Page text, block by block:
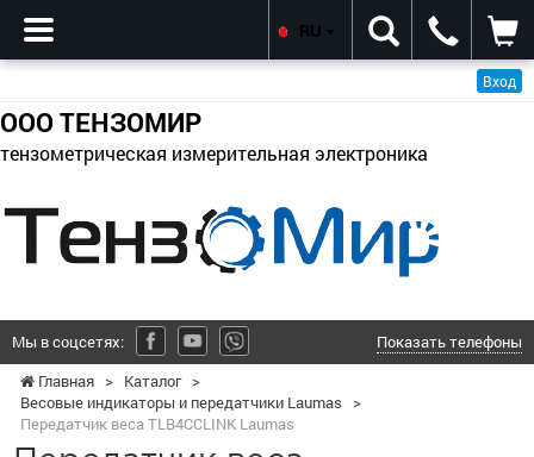
Вход
ООО ТЕНЗОМИР
тензометрическая измерительная электроника
RU
Мы в соцсетях:
Показать телефоны
Главная > Каталог >
Весовые индикаторы и передатчики Laumas
>
Передатчик веса TLB4CCLINK Laumas